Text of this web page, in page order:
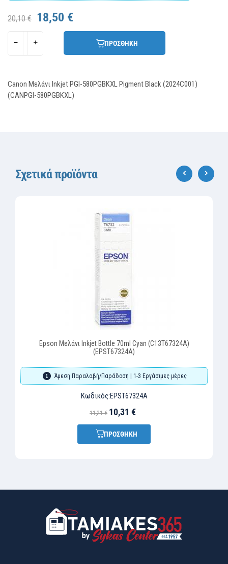
20,10 € 18,50 €
ΠΡΟΣΘΗΚΗ
Canon Μελάνι Inkjet PGI-580PGBKXL Pigment Black (2024C001)
(CANPGI-580PGBKXL)
Σχετικά προϊόντα
Epson Μελάνι Inkjet Bottle 70ml Cyan (C13T67324A)
(EPST67324A)
Άμεση Παραλαβή/Παράδοση | 1-3 Εργάσιμες μέρες
Κωδικός:EPST67324A
11,21 € 10,31 €
ΠΡΟΣΘΗΚΗ